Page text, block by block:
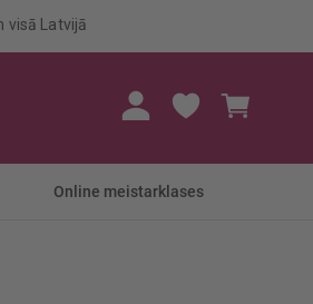
visā Latvijā
Online meistarklases